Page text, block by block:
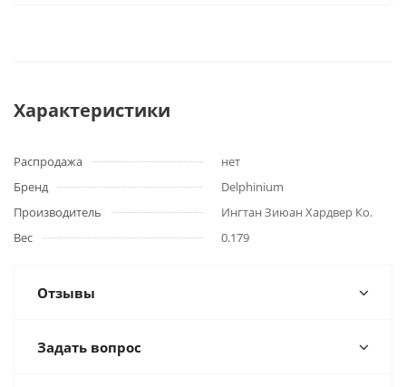
Характеристики
Распродажа
нет
Бренд
Delphinium
Производитель
Ингтан Зиюан Хардвер Ко.
Вес
0.179
Отзывы
Задать вопрос